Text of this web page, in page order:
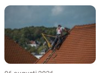
till en säng som de